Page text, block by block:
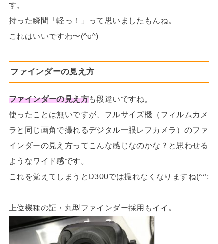
す。
持った瞬間「軽っ！」って思いましたもんね。
これはいいですわ〜(^o^)
ファインダーの見え方
ファインダーの見え方も段違いですね。
使ったことは無いですが、フルサイズ機（フィルムカメ
ラと同じ画角で撮れるデジタル一眼レフカメラ）のファ
インダーの見え方ってこんな感じなのかな？と思わせる
ようなワイド感です。
これを覚えてしまうとD300では撮れなくなりますね(^^;
上位機種の証・丸型ファインダー採用もイイ。